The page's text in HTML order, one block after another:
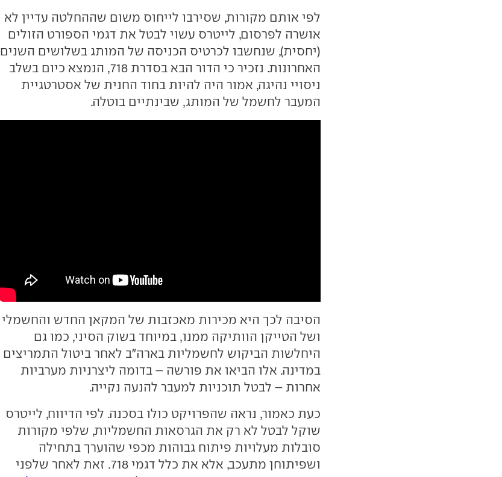
לפי אותם מקורות, שסירבו לייחוס משום שההחלטה עדיין לא
אושרה לפרסום, לייטרס עשוי לבטל את דגמי הספורט הזולים
(יחסית), שנחשבו לכרטיס הכניסה של המותג בשלושים השנים
האחרונות. נזכיר כי הדור הבא בסדרת 718, הנמצא כיום בשלב
ניסויי נהיגה, אמור היה להיות בחוד החנית של אסטרטגיית
המעבר לחשמל של המותג, שבינתיים בוטלה.
הסיבה לכך היא מכירות מאכזבות של המקאן החדש והחשמלי
ושל הטייקן הוותיקה ממנו, במיוחד בשוק הסיני, כמו גם
היחלשות הביקוש לחשמליות בארה"ב לאחר ביטול התמריצים
במדינה. אלו הביאו את פורשה – בדומה ליצרניות מערביות
אחרות – לבטל תוכניות למעבר להנעה נקייה.
כעת כאמור, נראה שהפרויקט כולו בסכנה. לפי הדיווח, לייטרס
שוקל לבטל לא רק את הגרסאות החשמליות, שלפי מקורות
סובלות מעלויות פיתוח גבוהות מכפי שהוערך בתחילה
ושפיתוחן מתעכב, אלא את כלל דגמי 718. זאת לאחר שלפני